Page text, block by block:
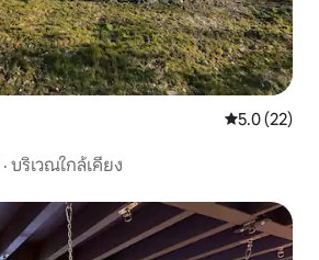
คะแนนเฉลี่ย
5.0 (22)
· บริเวณใกล้เคียง